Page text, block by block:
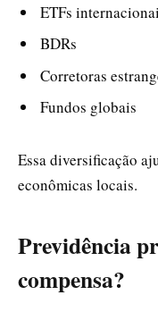
ETFs
BDRs
Corretoras
Fundos globais
Essa diversificação
econômicas locais.
Previdência
compensa?